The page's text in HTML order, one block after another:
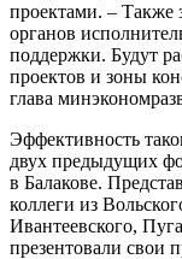
проектами. – Также
органов
поддержки. Будут
проектов и зоны
глава
Эффективность
двух предыдущих
в Балакове.
коллеги из
Ивантеевского,
презентовали свои